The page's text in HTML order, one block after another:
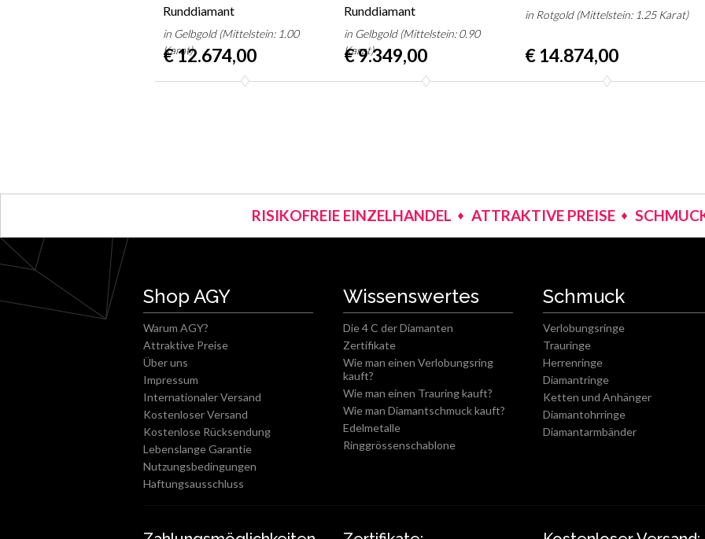
Runddiamant
in Gelbgold (Mittelstein: 1.00
Karat)
€ 12.674,00
Runddiamant
in Gelbgold (Mittelstein: 0.90
Karat)
€ 9.349,00
in Rotgold (Mittelstein: 1.25 Karat)
€ 14.874,00
RISIKOFREIE EINZELHANDEL ATTRAKTIVE PREISE
Shop AGY
Warum AGY?
Attraktive Preise
Über uns
Impressum
Internationaler Versand
Kostenloser Versand
Kostenlose Rücksendung
Lebenslange Garantie
Nutzungsbedingungen
Haftungsausschluss
Wissenswertes
Die 4 C der Diamanten
Zertifikate
Wie man einen Verlobungsring
kauft?
Wie man einen Trauring kauft?
Wie man Diamantschmuck kauft?
Edelmetalle
Ringgrössenschablone
Schmuck
Verlobungsringe
Trauringe
Herrenringe
Diamantringe
Ketten und Anhänger
Diamantohrringe
Diamantarmbänder